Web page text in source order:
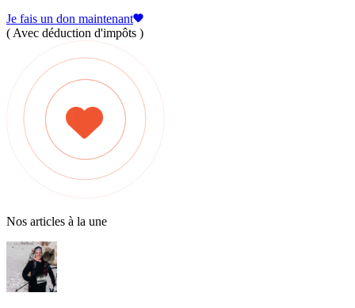
Je fais un don maintenant
( Avec déduction d'impôts )
Nos articles à la une